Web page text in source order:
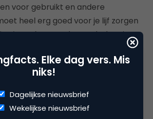
voor gebruikt en andere
heel erg goed voor je lijf zorgen
niet gek gemaakt wordt door je
angst is ook iets dat heel duidelijk
wil ik dus niet uit.”
zijn focus en het idee klein maken.
scale it.” Maar ondertussen is hij
Elke dag vers. Mis
niks!
Dagelijkse nieuwsbrief
Wekelijkse nieuwsbrief